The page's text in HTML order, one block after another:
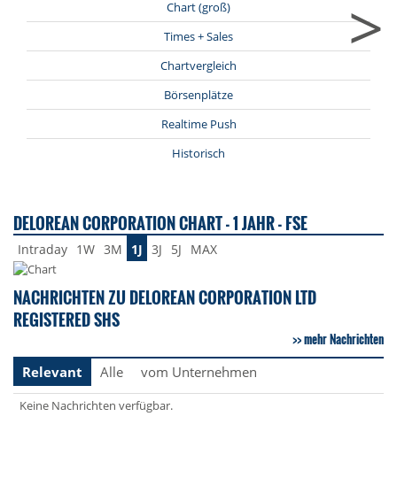
Chart (groß)
Times + Sales
Chartvergleich
Börsenplätze
Realtime Push
Historisch
>
DELOREAN CORPORATION CHART - 1 JAHR - FSE
Intraday 1W 3M 1J 3J 5J MAX
NACHRICHTEN ZU DELOREAN CORPORATION LTD
REGISTERED SHS
mehr Nachrichten
Relevant
Alle vom Unternehmen
Keine Nachrichten verfügbar.